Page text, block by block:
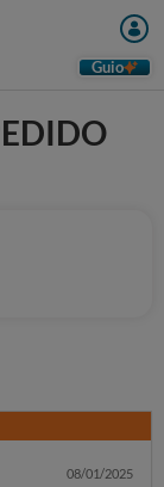
Guio
08/01/2025